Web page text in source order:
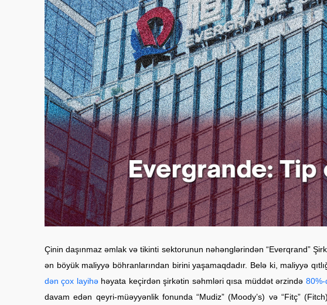
Çinin daşınmaz əmlak və tikinti sektorunun nəhənglərindən “Everqrand”
ən böyük maliyyə böhranlarından birini yaşamaqdadır. Belə ki, maliyyə
dən çox layihəhəyata keçirdən şirkətin səhmləri qısa müddət ərzində
davam edən qeyri-müəyyənlik fonunda “Mudiz” (Moody’s) və “Fitç”